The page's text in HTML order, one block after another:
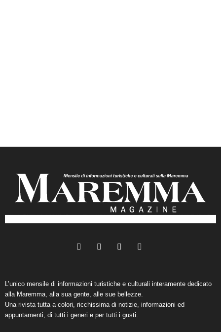
L’unico mensile di informazioni turistiche e culturali interamente dedicato
alla Maremma, alla sua gente, alle sue bellezze.
Una rivista tutta a colori, ricchissima di notizie, informazioni ed
appuntamenti, di tutti i generi e per tutti i gusti.